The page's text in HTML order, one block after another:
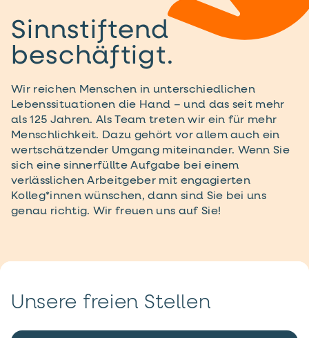
Sinnstiftend
beschäftigt.
Wir reichen Menschen in unterschiedlichen
Lebenssituationen die Hand – und das seit mehr
als 125 Jahren. Als Team treten wir ein für mehr
Menschlichkeit. Dazu gehört vor allem auch ein
wertschätzender Umgang miteinander. Wenn Sie
sich eine sinnerfüllte Aufgabe bei einem
verlässlichen Arbeitgeber mit engagierten
Kolleg*innen wünschen, dann sind Sie bei uns
genau richtig. Wir freuen uns auf Sie!
Unsere freien Stellen